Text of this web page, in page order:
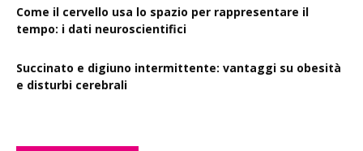
Come il cervello usa lo spazio per rappresentare il
tempo: i dati neuroscientifici
Succinato e digiuno intermittente: vantaggi su obesità
e disturbi cerebrali